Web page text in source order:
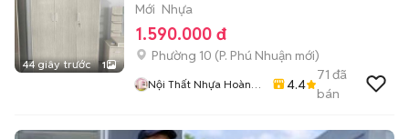
44 giây trước 1
Mới Nhựa
1.590.000 đ
Phường 10 (P. Phú Nhuận mới)
Nội Thất Nhựa Hoàng
4.4
71 đã
bán